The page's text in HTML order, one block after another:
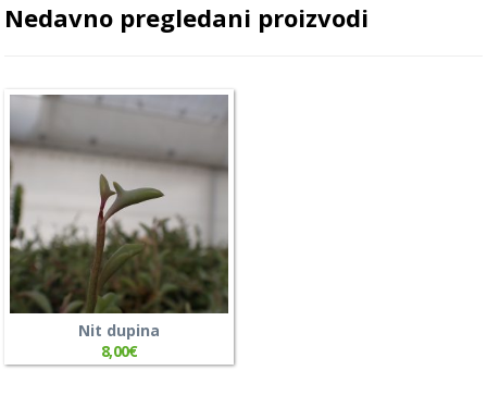
Nedavno pregledani proizvodi
Nit dupina
8,00€